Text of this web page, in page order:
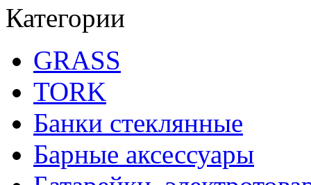
Категории
GRASS
TORK
Банки стеклянные
Барные аксессуары